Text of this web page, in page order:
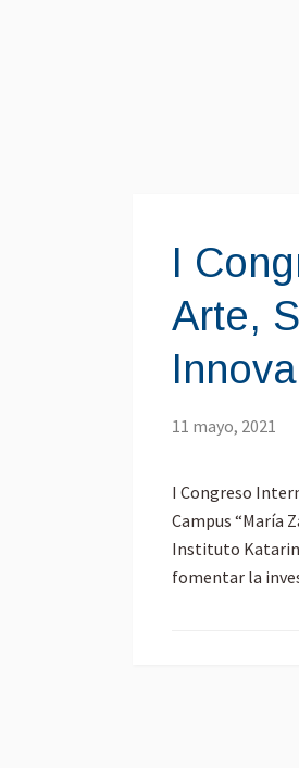
I
Arte,
11 mayo, 2021
I Congreso
Campus “María
Instituto
fomentar la